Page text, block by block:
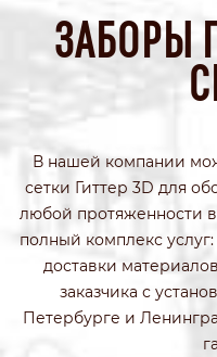
ЗАБОРЫ
В нашей компании
сетки Гиттер 3D для
любой протяженности
полный комплекс
доставки
заказчика с
Петербурге и